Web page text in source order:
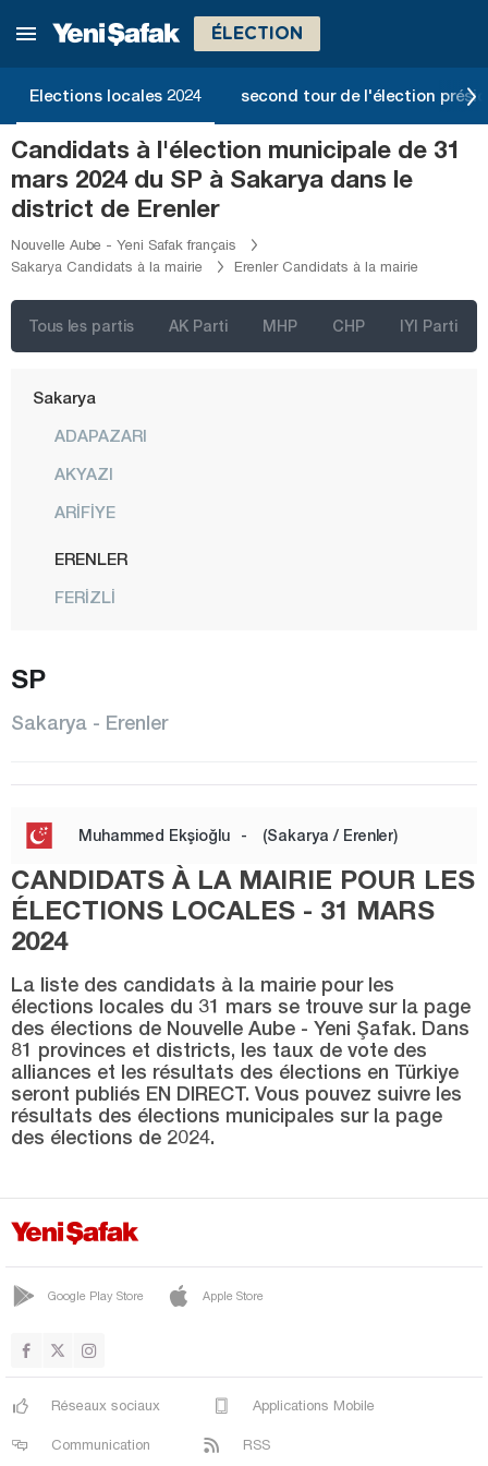
ÉLECTION
Elections locales 2024 second tour de l'élection
Candidats à l'élection municipale de 31
mars 2024 du SP à Sakarya dans le
district de Erenler
Nouvelle Aube - Yeni Safak français
Sakarya Candidats à la mairie
Erenler Candidats à la mairie
Tous les partis AK Parti MHP CHP IYI Parti
Mardin
Muğla
Muş
Nevşehir
Niğde
Ordu
Rize
Sakarya
ADAPAZARI
AKYAZI
ARİFİYE
ERENLER
FERİZLİ
KARAPÜRÇEK
KAYNARCA
KOCAALİ
SAPANCA
SERDİVAN
SÖĞÜTLÜ
TARAKLI
Samsun
Şanlıurfa
Siirt
Sivas
Trabzon
Tunceli
Uşak
SP
Sakarya - Erenler
Muhammed Ekşioğlu - (Sakarya / Erenler)
CANDIDATS À LA MAIRIE POUR LES
ÉLECTIONS LOCALES - 31 MARS
2024
La liste des candidats à la mairie pour les
élections locales du 31 mars se trouve sur la page
des élections de Nouvelle Aube - Yeni Şafak. Dans
81 provinces et districts, les taux de vote des
alliances et les résultats des élections en Türkiye
seront publiés EN DIRECT. Vous pouvez suivre les
résultats des élections municipales sur la page
des élections de 2024.
Google Play Store Apple Store
Réseaux sociaux Applications Mobile
Communication RSS